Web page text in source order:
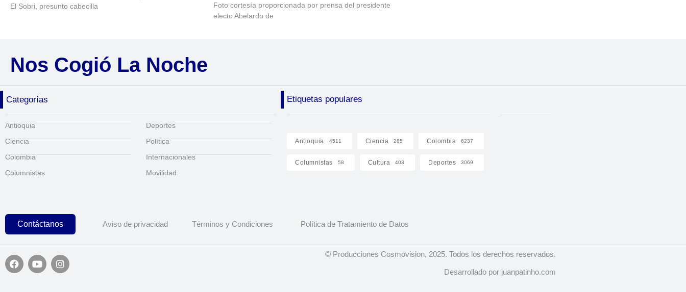
El Sobri, presunto cabecilla
Foto cortesía proporcionada por prensa del presidente
electo Abelardo de
Nos Cogió La Noche
Categorías Etiquetas populares
Antioquia
Ciencia
Colombia
Columnistas
Deportes
Política
Internacionales
Movilidad
Antioquia 4511 Ciencia 285 Colombia 6237
Columnistas 58 Cultura 403 Deportes 3069
Contáctanos Aviso de privacidad Términos y Condiciones Política de Tratamiento de Datos
© Producciones Cosmovision, 2025. Todos los derechos reservados.
Desarrollado por juanpatinho.com